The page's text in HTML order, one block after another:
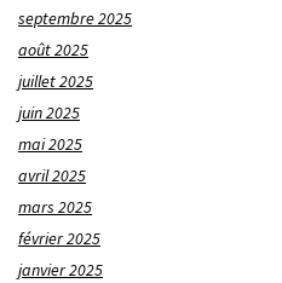
septembre 2025
août 2025
juillet 2025
juin 2025
mai 2025
avril 2025
mars 2025
février 2025
janvier 2025